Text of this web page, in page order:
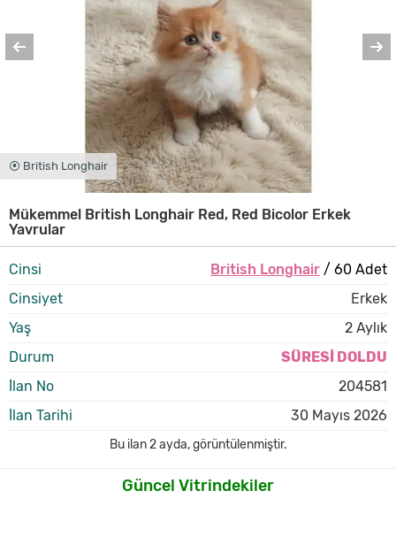
⦿ British Longhair
Mükemmel British Longhair Red, Red Bicolor Erkek
Yavrular
Cinsi British Longhair/ 60 Adet
Cinsiyet
Erkek
Yaş
2 Aylık
Durum
SÜRESİ DOLDU
İlan No
204581
İlan Tarihi
30 Mayıs 2026
Bu ilan2 ayda,görüntülenmiştir.
Güncel Vitrindekiler